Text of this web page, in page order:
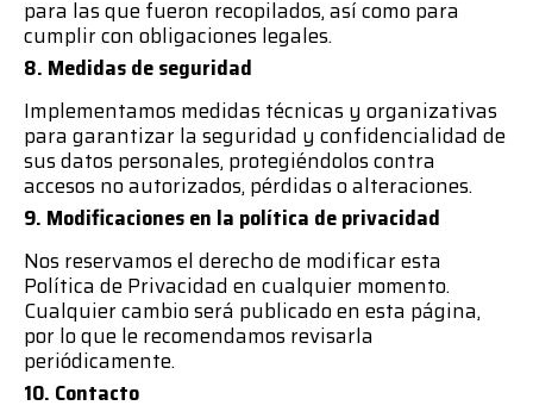
para las que fueron recopilados, así como para
cumplir con obligaciones legales.
8. Medidas de seguridad
Implementamos medidas técnicas y organizativas
para garantizar la seguridad y confidencialidad de
sus datos personales, protegiéndolos contra
accesos no autorizados, pérdidas o alteraciones.
9. Modificaciones en la política de privacidad
Nos reservamos el derecho de modificar esta
Política de Privacidad en cualquier momento.
Cualquier cambio será publicado en esta página,
por lo que le recomendamos revisarla
periódicamente.
10. Contacto